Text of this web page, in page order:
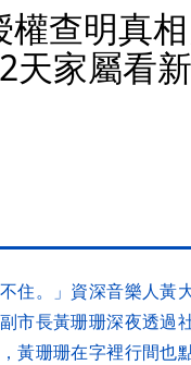
權查明真
天家屬看
住。」資深音樂人黃
市長黃珊珊深夜透過
黃珊珊在字裡行間也